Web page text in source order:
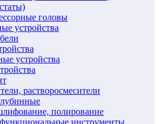
головы
устройства
устройства
растворосмесители
полирование
инструменты